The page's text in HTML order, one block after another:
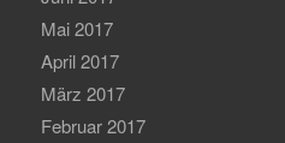
Mai 2017
April 2017
März 2017
Februar 2017